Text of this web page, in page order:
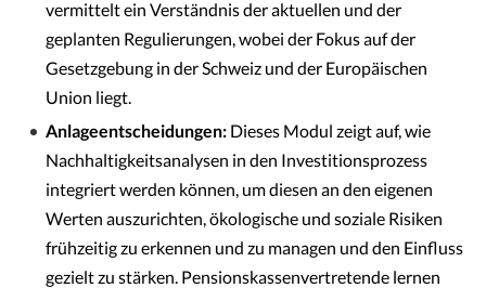
vermittelt ein Verständnis der aktuellen und der
geplanten Regulierungen, wobei der Fokus auf der
Gesetzgebung in der Schweiz und der Europäischen
Union liegt.
Anlageentscheidungen: Dieses Modul zeigt auf, wie
Nachhaltigkeitsanalysen in den Investitionsprozess
integriert werden können, um diesen an den eigenen
Werten auszurichten, ökologische und soziale Risiken
frühzeitig zu erkennen und zu managen und den Einfluss
gezielt zu stärken. Pensionskassenvertretende lernen